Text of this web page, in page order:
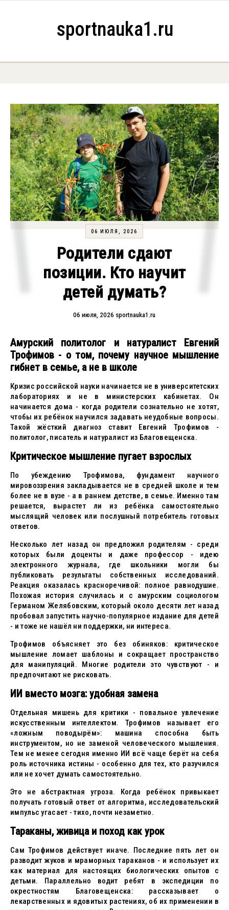
sportnauka1.ru
06 ИЮЛЯ, 2026
Родители сдают
позиции. Кто научит
детей думать?
06 июля, 2026 sportnauka1.ru
Амурский политолог и натуралист Евгений
Трофимов - о том, почему научное мышление
гибнет в семье, а не в школе
Кризис российской науки начинается не в университетских
лабораториях и не в министерских кабинетах. Он
начинается дома - когда родители сознательно не хотят,
чтобы их ребёнок научился задавать неудобные вопросы.
Такой жёсткий диагноз ставит Евгений Трофимов -
политолог, писатель и натуралист из Благовещенска.
Критическое мышление пугает взрослых
По убеждению Трофимова, фундамент научного
мировоззрения закладывается не в средней школе и тем
более не в вузе - а в раннем детстве, в семье. Именно там
решается, вырастет ли из ребёнка самостоятельно
мыслящий человек или послушный потребитель готовых
ответов.
Несколько лет назад он предложил родителям - среди
которых были доценты и даже профессор - идею
электронного журнала, где школьники могли бы
публиковать результаты собственных исследований.
Реакция оказалась красноречивой: полное равнодушие.
Похожая история случилась и с амурским социологом
Германом Желябовским, который около десяти лет назад
пробовал запустить научно-популярное издание для детей
- и тоже не нашёл ни поддержки, ни интереса.
Трофимов объясняет это без обиняков: критическое
мышление ломает шаблоны и сокращает пространство
для манипуляций. Многие родители это чувствуют - и
предпочитают не рисковать.
ИИ вместо мозга: удобная замена
Отдельная мишень для критики - повальное увлечение
искусственным интеллектом. Трофимов называет его
«ложным поводырём»: машина способна быть
инструментом, но не заменой человеческого мышления.
Тем не менее сегодня именно ИИ всё чаще берёт на себя
роль источника истины - особенно для тех, кто разучился
или не хочет думать самостоятельно.
Это не абстрактная угроза. Когда ребёнок привыкает
получать готовый ответ от алгоритма, исследовательский
импульс угасает - тихо, почти незаметно.
Тараканы, живица и поход как урок
Сам Трофимов действует иначе. Последние пять лет он
разводит жуков и мраморных тараканов - и использует их
как материал для настоящих биологических опытов с
детьми. Параллельно водит ребят в экспедиции по
окрестностям Благовещенска: рассказывает о
лекарственных и ядовитых растениях, об их применении в